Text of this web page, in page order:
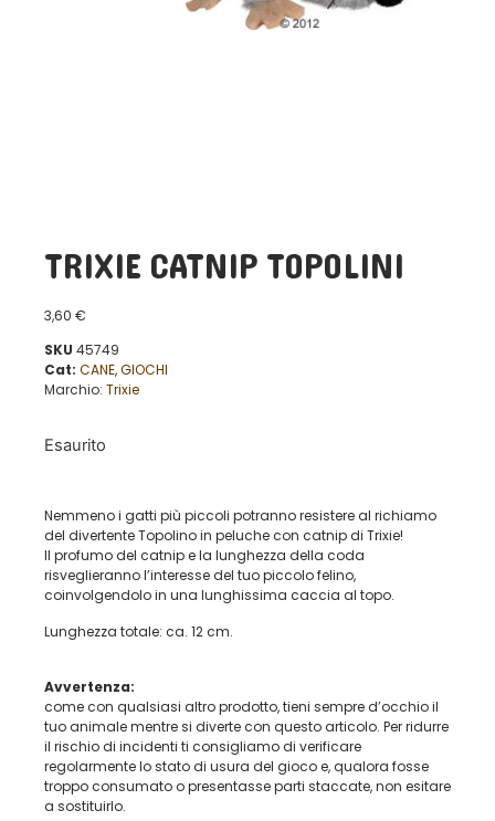
TRIXIE CATNIP TOPOLINI
3,60 €
SKU 45749
Cat: CANE,GIOCHI
Marchio: Trixie
Esaurito
Nemmeno i gatti più piccoli potranno resistere al richiamo
del divertente Topolino in peluche con catnip di Trixie!
Il profumo del catnip e la lunghezza della coda
risveglieranno l’interesse del tuo piccolo felino,
coinvolgendolo in una lunghissima caccia al topo.
Lunghezza totale: ca. 12 cm.
Avvertenza:
come con qualsiasi altro prodotto, tieni sempre d’occhio il
tuo animale mentre si diverte con questo articolo. Per ridurre
il rischio di incidenti ti consigliamo di verificare
regolarmente lo stato di usura del gioco e, qualora fosse
troppo consumato o presentasse parti staccate, non esitare
a sostituirlo.